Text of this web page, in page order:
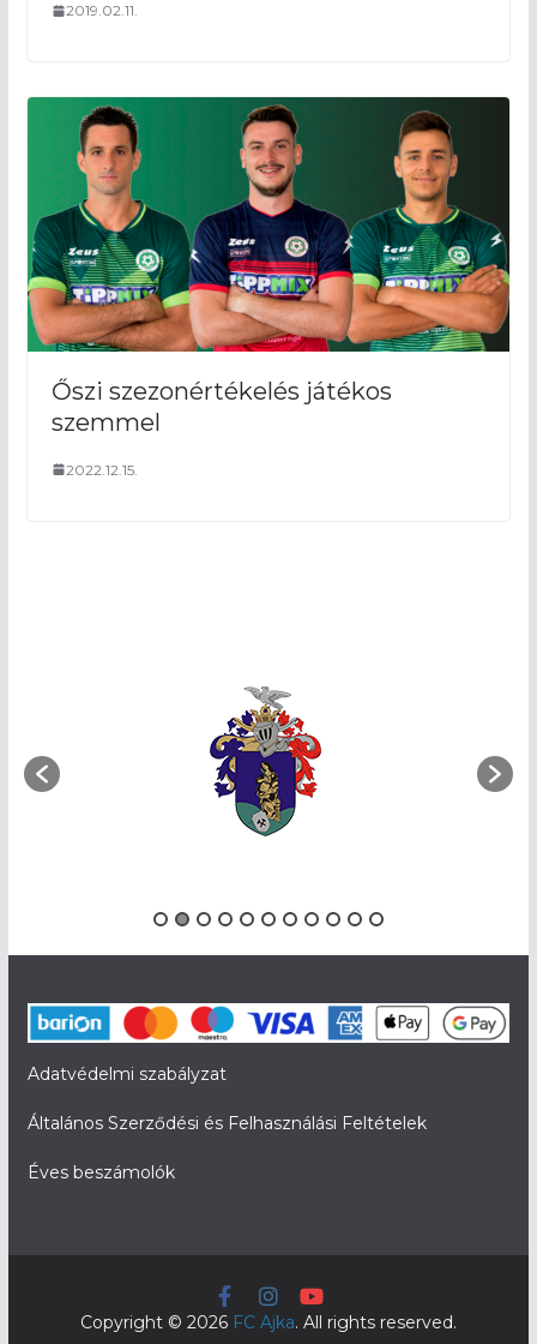
2019.02.11.
Őszi szezonértékelés játékos
szemmel
2022.12.15.
Adatvédelmi szabályzat
Általános Szerződési és Felhasználási Feltételek
Éves beszámolók
Copyright © 2026 FC Ajka. All rights reserved.